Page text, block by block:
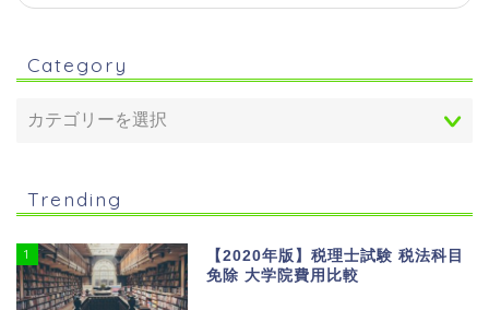
Category
Trending
1
【2020年版】税理士試験 税法科目
免除 大学院費用比較